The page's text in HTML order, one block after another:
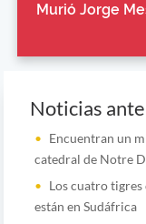
Murió Jorge
Noticias
Encuentran un
catedral de Notre
Los cuatro tigres
están en Sudáfrica